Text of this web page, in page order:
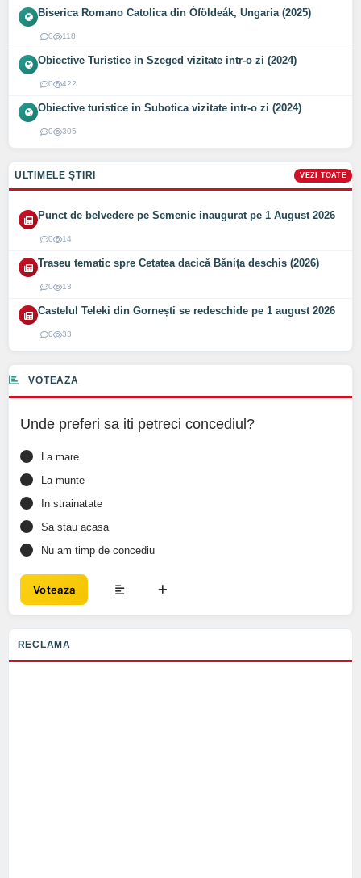
Biserica Romano Catolica din Óföldeák, Ungaria (2025)
0 118
Obiective Turistice in Szeged vizitate intr-o zi (2024)
0 422
Obiective turistice in Subotica vizitate intr-o zi (2024)
0 305
ULTIMELE ȘTIRI VEZI TOATE
Punct de belvedere pe Semenic inaugurat pe 1 August 2026
0 14
Traseu tematic spre Cetatea dacică Bănița deschis (2026)
0 13
Castelul Teleki din Gornești se redeschide pe 1 august 2026
0 33
VOTEAZA
Unde preferi sa iti petreci concediul?
La mare
La munte
In strainatate
Sa stau acasa
Nu am timp de concediu
Voteaza
RECLAMA